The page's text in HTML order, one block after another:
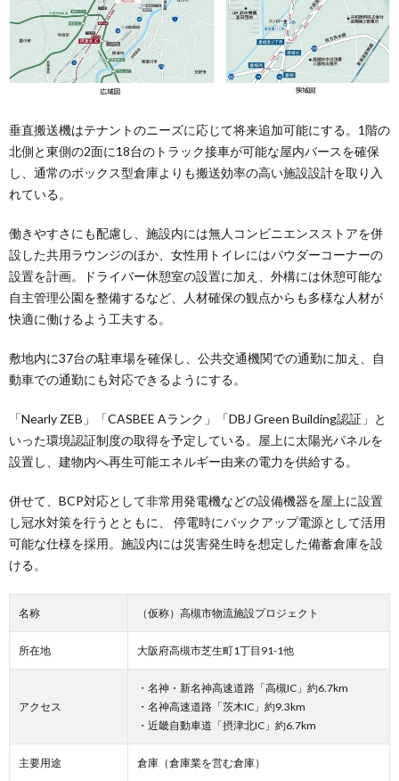
垂直搬送機はテナントのニーズに応じて将来追加可能にする。1階の
北側と東側の2面に18台のトラック接車が可能な屋内バースを確保
し、通常のボックス型倉庫よりも搬送効率の高い施設設計を取り入
れている。
働きやすさにも配慮し、施設内には無人コンビニエンスストアを併
設した共用ラウンジのほか、女性用トイレにはパウダーコーナーの
設置を計画。ドライバー休憩室の設置に加え、外構には休憩可能な
自主管理公園を整備するなど、人材確保の観点からも多様な人材が
快適に働けるよう工夫する。
敷地内に37台の駐車場を確保し、公共交通機関での通勤に加え、自
動車での通勤にも対応できるようにする。
「Nearly ZEB」「CASBEE Aランク」「DBJ Green Building認証」と
いった環境認証制度の取得を予定している。屋上に太陽光パネルを
設置し、建物内へ再生可能エネルギー由来の電力を供給する。
併せて、BCP対応として非常用発電機などの設備機器を屋上に設置
し冠水対策を行うとともに、 停電時にバックアップ電源として活用
可能な仕様を採用。施設内には災害発生時を想定した備蓄倉庫を設
ける。
名称 （仮称）高槻市物流施設プロジェクト
所在地 大阪府高槻市芝生町1丁目91-1他
アクセス
・名神・新名神高速道路「高槻IC」約6.7km
・名神高速道路「茨木IC」約9.3km
・近畿自動車道「摂津北IC」約6.7km
主要用途 倉庫（倉庫業を営む倉庫）